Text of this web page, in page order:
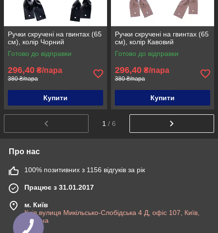
Ручки скручені на гвинтах (65
см), колір Чорний
Готово до відправки
296,40 ₴/пара
380 ₴/пара
Купити
Ручки скручені на гвинтах (65
см), колір Кавовий
Готово до відправки
296,40 ₴/пара
380 ₴/пара
Купити
1 / 6
Про нас
100% позитивних з 1156 відгуків за рік
Працює з 31.01.2017
м. Київ
Киів,вулиця Микільсько-Слобідська 4 Д, офіс 107, Київ,
Україна